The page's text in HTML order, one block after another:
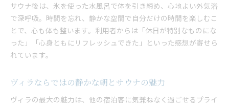
サウナ後は、氷を使った水風呂で体を引き締め、心地よい外気浴
で深呼吸。時間を忘れ、静かな空間で自分だけの時間を楽しむこ
とで、心も体も整います。利用者からは「休日が特別なものにな
った」「心身ともにリフレッシュできた」といった感想が寄せら
れています。
ヴィラならではの静かな朝とサウナの魅力
ヴィラの最大の魅力は、他の宿泊客に気兼ねなく過ごせるプライ